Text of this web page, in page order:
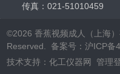
传真：021-51010459
©2026 香蕉视频成人（上海
Reserved. 备案号：沪ICP
技术支持：化工仪器网 管理